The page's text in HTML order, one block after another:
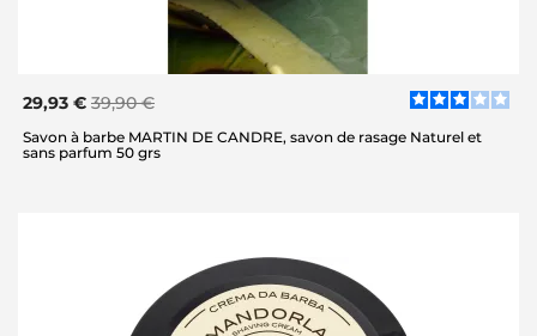
29,93 € 39,90 €
Savon à barbe MARTIN DE CANDRE, savon de rasage Naturel et
sans parfum 50 grs